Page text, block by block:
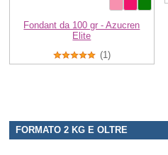
Fondant da 100 gr - Azucren
Elite
(1)
FORMATO 2 KG E OLTRE